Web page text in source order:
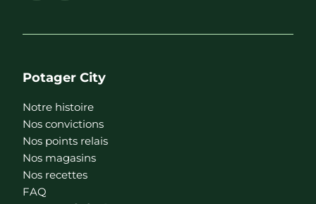
Potager City
Notre histoire
Nos convictions
Nos points relais
Nos magasins
Nos recettes
FAQ